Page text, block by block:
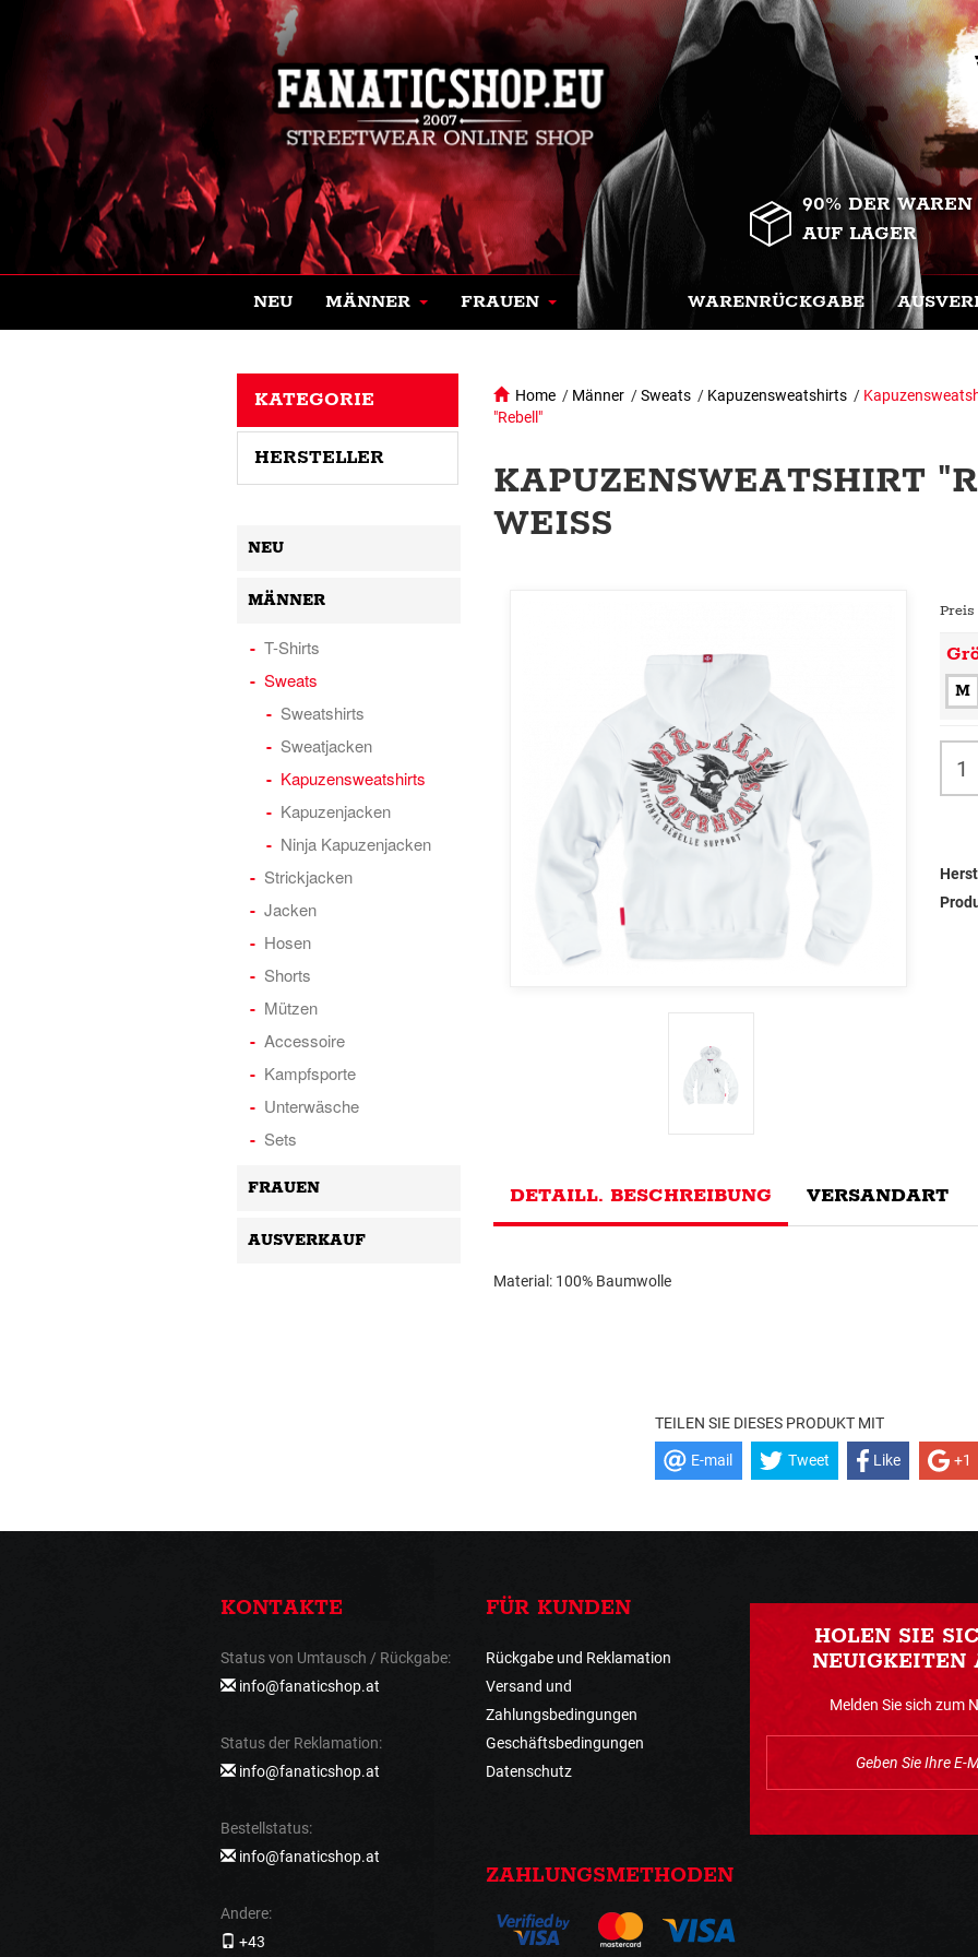
90% DER WAREN
AUF LAGER
NEU MÄNNER FRAUEN WARENRÜCKGABE
Home / Männer /Sweats / Kapuzensweatshirts /
"Rebell"
KAPUZENSWEATSHIRT
WEISS
M
DETAILL. BESCHREIBUNG VERSANDART
Material: 100% Baumwolle
TEILEN SIE DIESES PRODUKT MIT
E-mail Tweet Like +1
KATEGORIE
HERSTELLER
NEU
MÄNNER
T-Shirts
Sweats
Sweatshirts
Sweatjacken
Kapuzensweatshirts
Kapuzenjacken
Ninja Kapuzenjacken
Strickjacken
Jacken
Hosen
Shorts
Mützen
Accessoire
Kampfsporte
Unterwäsche
Sets
FRAUEN
AUSVERKAUF
KONTAKTE
Status von Umtausch / Rückgabe:
info@fanaticshop.at
Status der Reklamation:
info@fanaticshop.at
Bestellstatus:
info@fanaticshop.at
Andere:
+43
FÜR KUNDEN
Rückgabe und Reklamation
Versand und
Zahlungsbedingungen
Geschäftsbedingungen
Datenschutz
ZAHLUNGSMETHODEN
HOLEN SIE
NEUIGKEITEN
Melden Sie sich zum